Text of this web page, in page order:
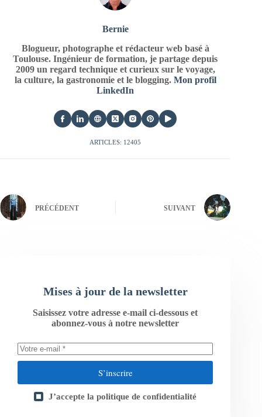
Bernie
Blogueur, photographe et rédacteur web basé à
Toulouse. Ingénieur de formation, je partage depuis
2009 un regard technique et curieux sur le voyage,
la culture, la gastronomie et le blogging. Mon profil
LinkedIn
ARTICLES: 12405
PRÉCÉDENT SUIVANT
Mises à jour de la newsletter
Saisissez votre adresse e-mail ci-dessous et
abonnez-vous à notre newsletter
S’inscrire
J’accepte lapolitique de confidentialité